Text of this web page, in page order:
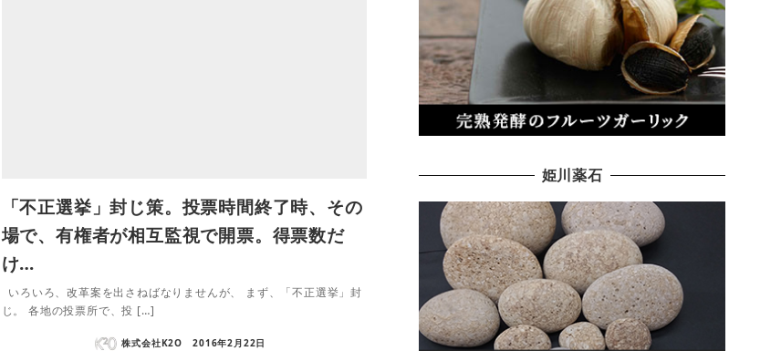
「不正選挙」封じ策。投票時間終了時、その
場で、有権者が相互監視で開票。得票数だ
け…
いろいろ、改革案を出さねばなりませんが、 まず、「不正選挙」封
じ。 各地の投票所で、投 […]
株式会社K2O 2016年2月22日
姫川薬石